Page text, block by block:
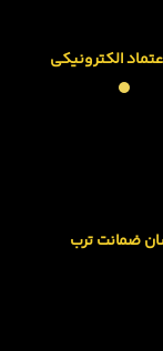
الکترونیکی
ضمانت ترب